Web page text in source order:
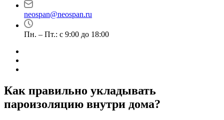
neospan@neospan.ru
Пн. – Пт.: с 9:00 до 18:00
Как правильно укладывать
пароизоляцию внутри дома?